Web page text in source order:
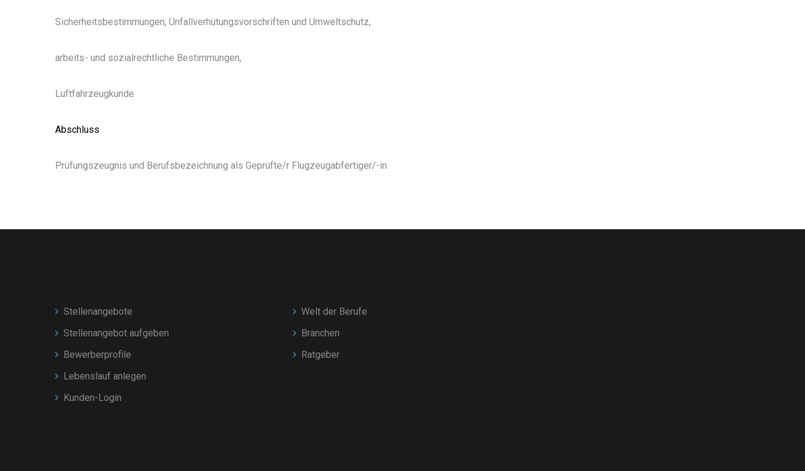
Sicherheitsbestimmungen, Unfallverhütungsvorschriften und Umweltschutz,
arbeits- und sozialrechtliche Bestimmungen,
Luftfahrzeugkunde
Abschluss
Prüfungszeugnis und Berufsbezeichnung als Geprüfte/r Flugzeugabfertiger/-in
Stellenangebote
Stellenangebot aufgeben
Bewerberprofile
Lebenslauf anlegen
Kunden-Login
Welt der Berufe
Branchen
Ratgeber